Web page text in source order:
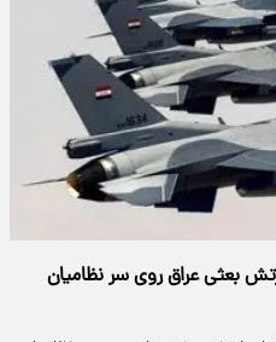
بعثی عراق روی سر نظامیان